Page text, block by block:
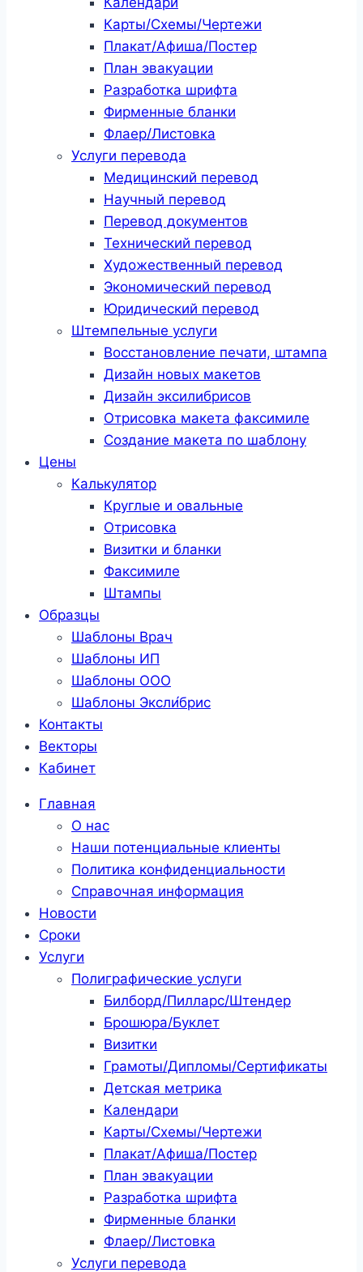
Карты/Схемы/Чертежи
Плакат/Афиша/Постер
План эвакуации
Разработка шрифта
Фирменные бланки
Флаер/Листовка
Услуги перевода
Медицинский перевод
Научный перевод
Перевод документов
Технический перевод
Художественный перевод
Экономический перевод
Юридический перевод
Штемпельные услуги
Восстановление печати, штампа
Дизайн новых макетов
Дизайн эксилибрисов
Отрисовка макета факсимиле
Создание макета по шаблону
Цены
Калькулятор
Круглые и овальные
Отрисовка
Визитки и бланки
Факсимиле
Штампы
Образцы
Шаблоны Врач
Шаблоны ИП
Шаблоны ООО
Шаблоны Эксли́брис
Контакты
Векторы
Кабинет
Главная
О нас
Наши потенциальные клиенты
Политика конфиденциальности
Справочная информация
Новости
Сроки
Услуги
Полиграфические услуги
Билборд/Пилларс/Штендер
Брошюра/Буклет
Визитки
Грамоты/Дипломы/Сертификаты
Детская метрика
Календари
Карты/Схемы/Чертежи
Плакат/Афиша/Постер
План эвакуации
Разработка шрифта
Фирменные бланки
Флаер/Листовка
Услуги перевода